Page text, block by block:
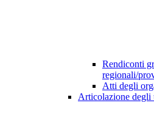
Rendiconti
regionali/
Atti degli
Articolazione degli